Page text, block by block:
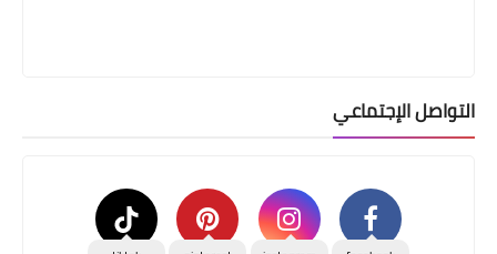
التواصل الإجتماعي